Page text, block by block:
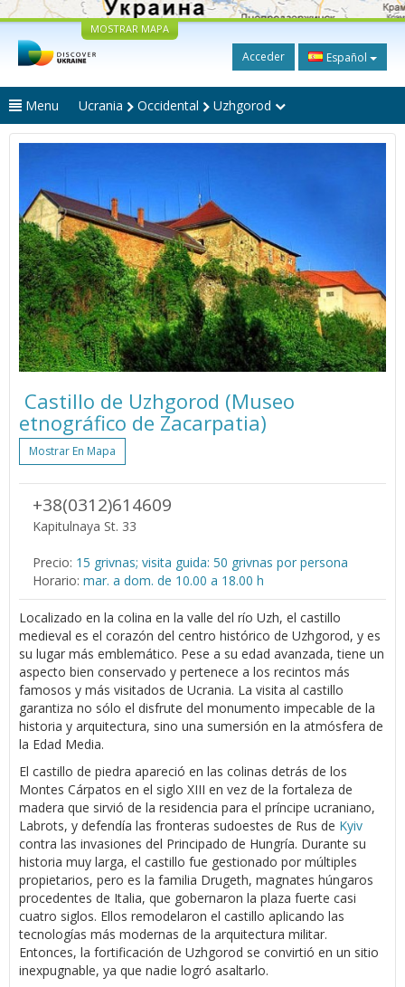
MOSTRAR MAPA
Acceder Español
Menu Ucrania Occidental Uzhgorod
Сastillo de Uzhgorod (Museo
etnográfico de Zacarpatia)
Mostrar En Mapa
+38(0312)614609
Kapitulnaya St. 33
Precio: 15 grivnas; visita guida: 50 grivnas por persona
Horario: mar. a dom. de 10.00 a 18.00 h
Localizado en la colina en la valle del río Uzh, el castillo
medieval es el corazón del centro histórico de Uzhgorod, y es
su lugar más emblemático. Pese a su edad avanzada, tiene un
aspecto bien conservado y pertenece a los recintos más
famosos y más visitados de Ucrania. La visita al castillo
garantiza no sólo el disfrute del monumento impecable de la
historia y arquitectura, sino una sumersión en la atmósfera de
la Edad Media.
El castillo de piedra apareció en las colinas detrás de los
Montes Cárpatos en el siglo XIII en vez de la fortaleza de
madera que sirvió de la residencia para el príncipe ucraniano,
Labrots, y defendía las fronteras sudoestes de Rus de Kyiv
contra las invasiones del Principado de Hungría. Durante su
historia muy larga, el castillo fue gestionado por múltiples
propietarios, pero es la familia Drugeth, magnates húngaros
procedentes de Italia, que gobernaron la plaza fuerte casi
cuatro siglos. Ellos remodelaron el castillo aplicando las
tecnologías más modernas de la arquitectura militar.
Entonces, la fortificación de Uzhgorod se convirtió en un sitio
inexpugnable, ya que nadie logró asaltarlo.